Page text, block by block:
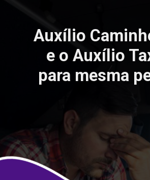
Auxílio
e o Auxílio
para mesma